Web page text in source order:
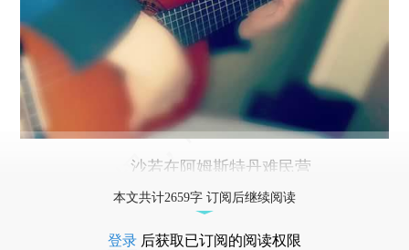
沙若在阿姆斯特丹难民营
本文共计2659字 订阅后继续阅读
登录 后获取已订阅的阅读权限